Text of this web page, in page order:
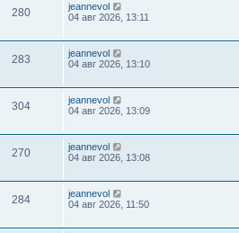
280
jeannevol
04 авг 2026, 13:11
283
jeannevol
04 авг 2026, 13:10
304
jeannevol
04 авг 2026, 13:09
270
jeannevol
04 авг 2026, 13:08
284
jeannevol
04 авг 2026, 11:50